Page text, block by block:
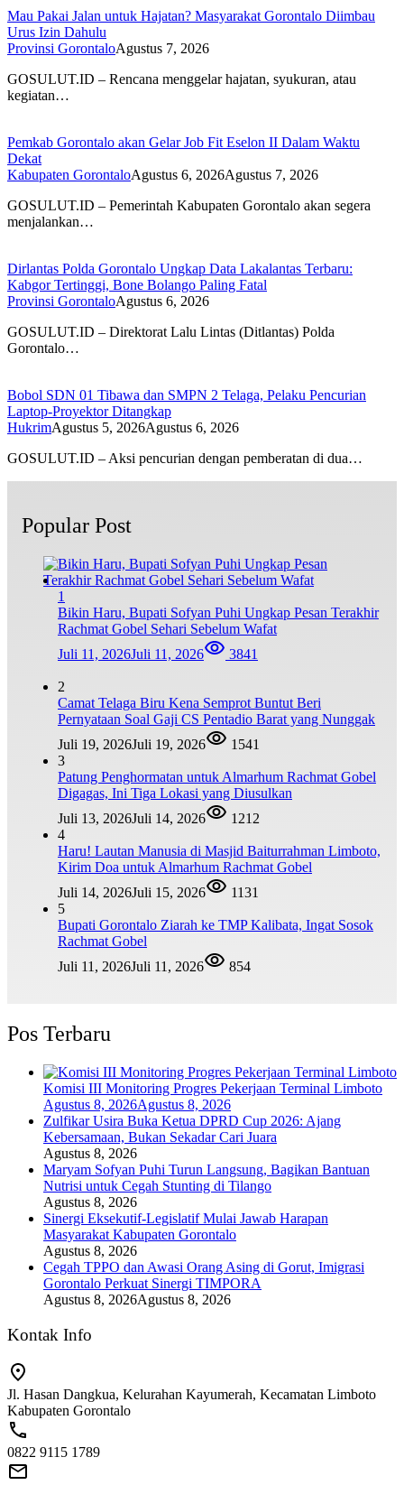
Mau Pakai Jalan untuk Hajatan? Masyarakat Gorontalo Diimbau
Urus Izin Dahulu
Provinsi GorontaloAgustus 7, 2026
GOSULUT.ID – Rencana menggelar hajatan, syukuran, atau
kegiatan…
Pemkab Gorontalo akan Gelar Job Fit Eselon II Dalam Waktu
Dekat
Kabupaten GorontaloAgustus 6, 2026Agustus 7, 2026
GOSULUT.ID – Pemerintah Kabupaten Gorontalo akan segera
menjalankan…
Dirlantas Polda Gorontalo Ungkap Data Lakalantas Terbaru:
Kabgor Tertinggi, Bone Bolango Paling Fatal
Provinsi GorontaloAgustus 6, 2026
GOSULUT.ID – Direktorat Lalu Lintas (Ditlantas) Polda
Gorontalo…
Bobol SDN 01 Tibawa dan SMPN 2 Telaga, Pelaku Pencurian
Laptop-Proyektor Ditangkap
HukrimAgustus 5, 2026Agustus 6, 2026
GOSULUT.ID – Aksi pencurian dengan pemberatan di dua…
Popular Post
1
Bikin Haru, Bupati Sofyan Puhi Ungkap Pesan Terakhir
Rachmat Gobel Sehari Sebelum Wafat
Juli 11, 2026Juli 11, 2026 3841
2
Camat Telaga Biru Kena Semprot Buntut Beri
Pernyataan Soal Gaji CS Pentadio Barat yang Nunggak
Juli 19, 2026Juli 19, 2026
1541
3
Patung Penghormatan untuk Almarhum Rachmat Gobel
Digagas, Ini Tiga Lokasi yang Diusulkan
Juli 13, 2026Juli 14, 2026
1212
4
Haru! Lautan Manusia di Masjid Baiturrahman Limboto,
Kirim Doa untuk Almarhum Rachmat Gobel
Juli 14, 2026Juli 15, 2026
1131
5
Bupati Gorontalo Ziarah ke TMP Kalibata, Ingat Sosok
Rachmat Gobel
Juli 11, 2026Juli 11, 2026 854
Pos Terbaru
Komisi III Monitoring Progres Pekerjaan Terminal Limboto
Agustus 8, 2026Agustus 8, 2026
Zulfikar Usira Buka Ketua DPRD Cup 2026: Ajang
Kebersamaan, Bukan Sekadar Cari Juara
Agustus 8, 2026
Maryam Sofyan Puhi Turun Langsung, Bagikan Bantuan
Nutrisi untuk Cegah Stunting di Tilango
Agustus 8, 2026
Sinergi Eksekutif-Legislatif Mulai Jawab Harapan
Masyarakat Kabupaten Gorontalo
Agustus 8, 2026
Cegah TPPO dan Awasi Orang Asing di Gorut, Imigrasi
Gorontalo Perkuat Sinergi TIMPORA
Agustus 8, 2026Agustus 8, 2026
Kontak Info
Jl. Hasan Dangkua, Kelurahan Kayumerah, Kecamatan Limboto
Kabupaten Gorontalo
0822 9115 1789